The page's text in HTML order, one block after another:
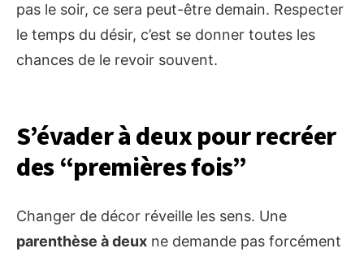
pas le soir, ce sera peut-être demain. Respecter
le temps du désir, c’est se donner toutes les
chances de le revoir souvent.
S’évader à deux pour recréer
des “premières fois”
Changer de décor réveille les sens. Une
parenthèse à deux ne demande pas forcément